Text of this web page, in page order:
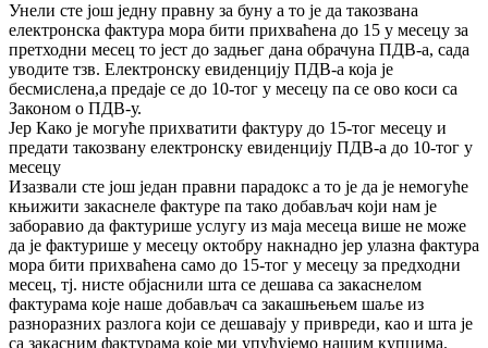
Унели сте још једну правну за буну а то је да такозвана
електронска фактура мора бити прихваћена до 15 у месецу за
претходни месец то јест до задњег дана обрачуна ПДВ-а, сада
уводите тзв. Електронску евиденцију ПДВ-а која је
бесмислена,а предаје се до 10-тог у месецу па се ово коси са
Законом о ПДВ-у.
Јер Како је могуће прихватити фактуру до 15-тог месецу и
предати такозвану електронску евиденцију ПДВ-а до 10-тог у
месецу
Изазвали сте још један правни парадокс а то је да је немогуће
књижити закаснеле фактуре па тако добављач који нам је
заборавио да фактурише услугу из маја месеца више не може
да је фактурише у месецу октобру накнадно јер улазна фактура
мора бити прихваћена само до 15-тог у месецу за предходни
месец, тј. нисте објаснили шта се дешава са закаснелом
фактурама које наше добављач са закашњењем шаље из
разноразних разлога који се дешавају у привреди, као и шта је
са закасним фактурама које ми упућујемо нашим купцима.